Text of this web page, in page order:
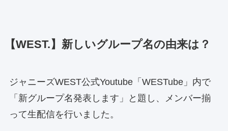
【WEST.】新しいグループ名の由来は？
ジャニーズWEST公式Youtube「WESTube」内で
「新グループ名発表します」と題し、メンバー揃
って生配信を行いました。